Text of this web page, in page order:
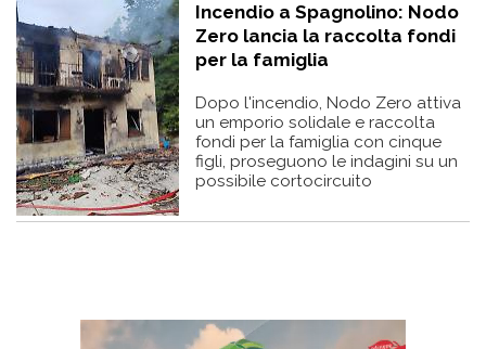
Incendio a Spagnolino: Nodo
Zero lancia la raccolta fondi
per la famiglia
Dopo l'incendio, Nodo Zero attiva
un emporio solidale e raccolta
fondi per la famiglia con cinque
figli, proseguono le indagini su un
possibile cortocircuito